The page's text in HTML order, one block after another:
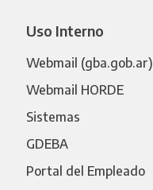
Uso Interno
Webmail (gba.gob.ar)
Webmail HORDE
Sistemas
GDEBA
Portal del Empleado